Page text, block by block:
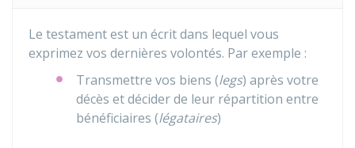
Le testament est un écrit dans lequel vous
exprimez vos dernières volontés. Par exemple :
Transmettre vos biens (legs) après votre
décès et décider de leur répartition entre
bénéficiaires (légataires)